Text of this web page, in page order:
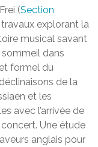
(Section
travaux explorant la
musical savant
dans
formel du
de la
et les
avec l’arrivée de
Une étude
anglais pour